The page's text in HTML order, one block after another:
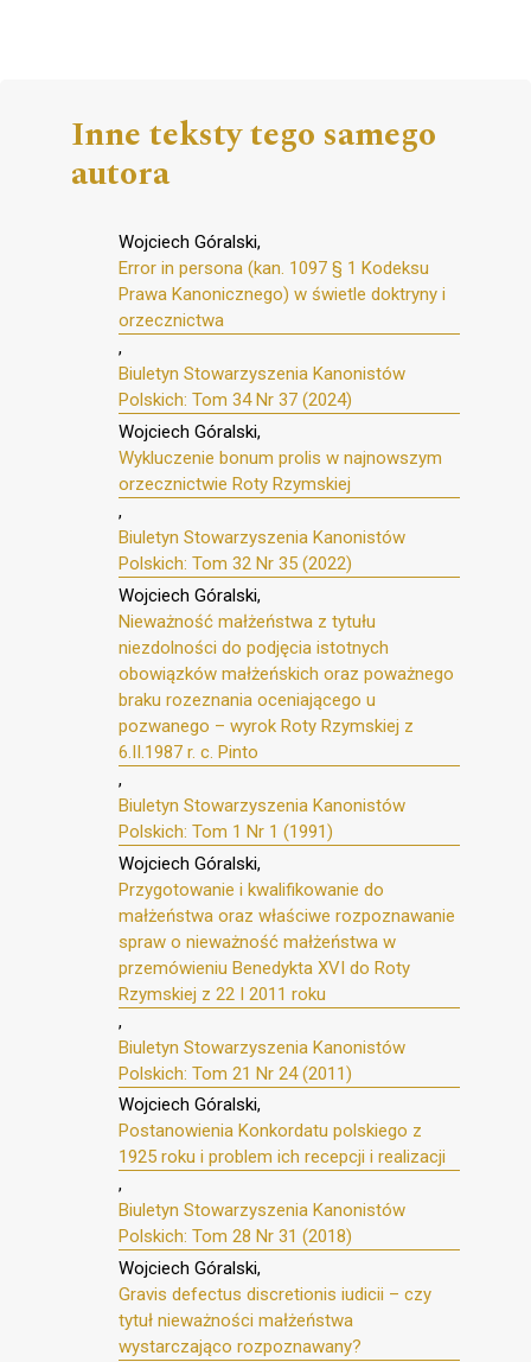
Inne teksty tego samego
autora
Wojciech Góralski,
Error in persona (kan. 1097 § 1 Kodeksu
Prawa Kanonicznego) w świetle doktryny i
orzecznictwa
,
Biuletyn Stowarzyszenia Kanonistów
Polskich: Tom 34 Nr 37 (2024)
Wojciech Góralski,
Wykluczenie bonum prolis w najnowszym
orzecznictwie Roty Rzymskiej
,
Biuletyn Stowarzyszenia Kanonistów
Polskich: Tom 32 Nr 35 (2022)
Wojciech Góralski,
Nieważność małżeństwa z tytułu
niezdolności do podjęcia istotnych
obowiązków małżeńskich oraz poważnego
braku rozeznania oceniającego u
pozwanego – wyrok Roty Rzymskiej z
6.II.1987 r. c. Pinto
,
Biuletyn Stowarzyszenia Kanonistów
Polskich: Tom 1 Nr 1 (1991)
Wojciech Góralski,
Przygotowanie i kwalifikowanie do
małżeństwa oraz właściwe rozpoznawanie
spraw o nieważność małżeństwa w
przemówieniu Benedykta XVI do Roty
Rzymskiej z 22 I 2011 roku
,
Biuletyn Stowarzyszenia Kanonistów
Polskich: Tom 21 Nr 24 (2011)
Wojciech Góralski,
Postanowienia Konkordatu polskiego z
1925 roku i problem ich recepcji i realizacji
,
Biuletyn Stowarzyszenia Kanonistów
Polskich: Tom 28 Nr 31 (2018)
Wojciech Góralski,
Gravis defectus discretionis iudicii – czy
tytuł nieważności małżeństwa
wystarczająco rozpoznawany?